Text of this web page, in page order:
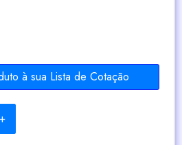
à sua Lista de Cotação
+